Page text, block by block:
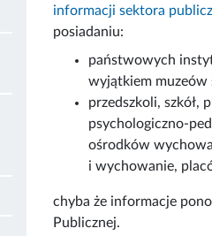
informacji sektora
posiadaniu:
państwowych
wyjątkiem muzeów
przedszkoli, szkół,
psychologiczno-
ośrodków
i wychowanie,
chyba że informacje
Publicznej.